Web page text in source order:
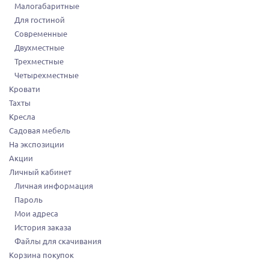
Малогабаритные
Для гостиной
Современные
Двухместные
Трехместные
Четырехместные
Кровати
Тахты
Кресла
Садовая мебель
На экспозиции
Акции
Личный кабинет
Личная информация
Пароль
Мои адреса
История заказа
Файлы для скачивания
Корзина покупок